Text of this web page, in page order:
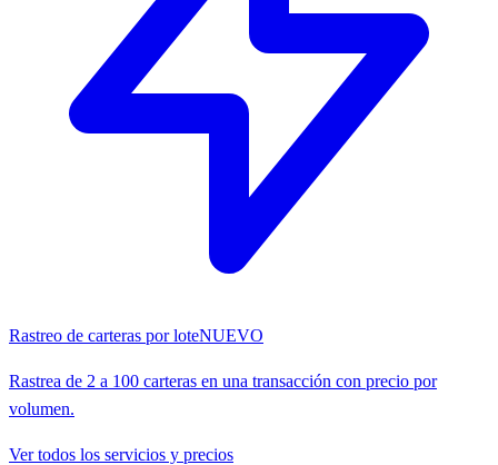
Rastreo de carteras por loteNUEVO
Rastrea de 2 a 100 carteras en una transacción con precio por
volumen.
Ver todos los servicios y precios